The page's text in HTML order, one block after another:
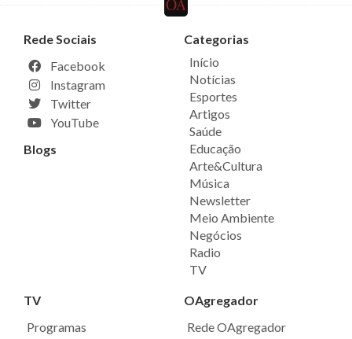
Rede Sociais
Facebook
Instagram
Twitter
YouTube
Blogs
Categorias
Início
Notícias
Esportes
Artigos
Saúde
Educação
Arte&Cultura
Música
Newsletter
Meio Ambiente
Negócios
Radio
TV
TV
Programas
OAgregador
Rede OAgregador